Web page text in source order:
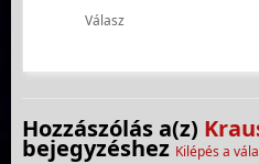
Válasz
Hozzászólás a(z)
bejegyzéshezKilépés a